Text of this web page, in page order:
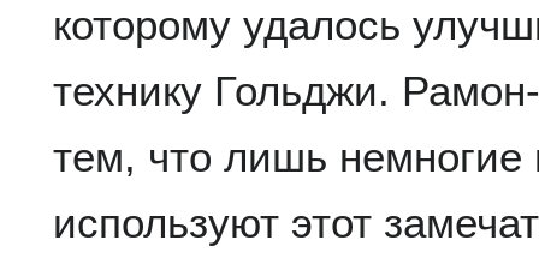
которому удалось
технику Гольджи.
тем, что лишь немногие
используют этот